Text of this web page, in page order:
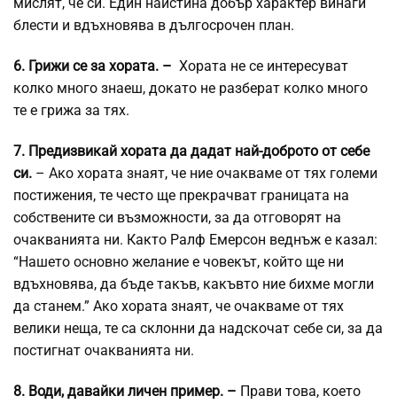
мислят, че си. Един наистина добър характер винаги
блести и вдъхновява в дългосрочен план.
6. Грижи се за хората. – Хората не се интересуват
колко много знаеш, докато не разберат колко много
те е грижа за тях.
7. Предизвикай хората да дадат най-доброто от себе
си. – Ако хората знаят, че ние очакваме от тях големи
постижения, те често ще прекрачват границата на
собствените си възможности, за да отговорят на
очакванията ни. Както Ралф Емерсон веднъж е казал:
“Нашето основно желание е човекът, който ще ни
вдъхновява, да бъде такъв, какъвто ние бихме могли
да станем.” Ако хората знаят, че очакваме от тях
велики неща, те са склонни да надскочат себе си, за да
постигнат очакванията ни.
8. Води, давайки личен пример. – Прави това, което